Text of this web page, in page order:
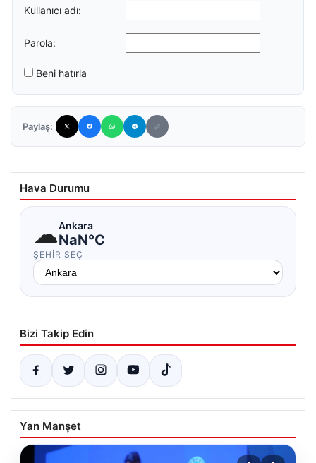
Kullanıcı adı:
Parola:
Beni hatırla
Paylaş:
Hava Durumu
☁Ankara
NaN°C
ŞEHIR SEÇ
Bizi Takip Edin
Yan Manşet